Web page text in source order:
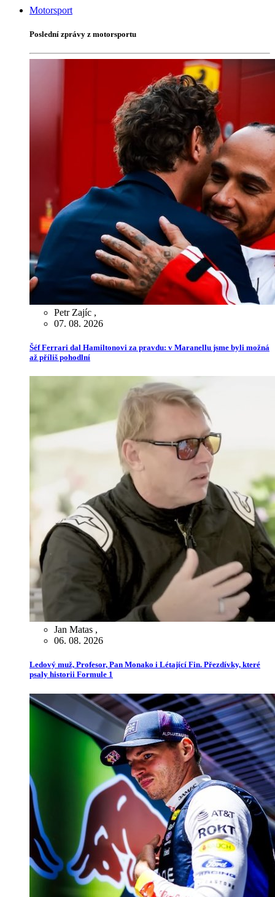
Motorsport
Poslední zprávy z motorsportu
Petr Zajíc ,
07. 08. 2026
Šéf Ferrari dal Hamiltonovi za pravdu: v Maranellu jsme byli možná
až příliš pohodlní
Jan Matas ,
06. 08. 2026
Ledový muž, Profesor, Pan Monako i Létající Fin. Přezdívky, které
psaly historii Formule 1